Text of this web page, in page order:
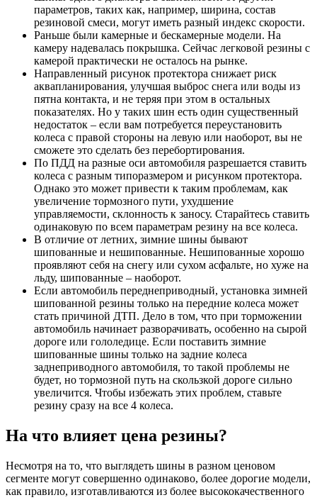
параметров, таких как, например, ширина, состав
резиновой смеси, могут иметь разный индекс скорости.
Раньше были камерные и бескамерные модели. На
камеру надевалась покрышка. Сейчас легковой резины с
камерой практически не осталось на рынке.
Направленный рисунок протектора снижает риск
аквапланирования, улучшая выброс снега или воды из
пятна контакта, и не теряя при этом в остальных
показателях. Но у таких шин есть один существенный
недостаток – если вам потребуется переустановить
колеса с правой стороны на левую или наоборот, вы не
сможете это сделать без перебортирования.
По ПДД на разные оси автомобиля разрешается ставить
колеса с разным типоразмером и рисунком протектора.
Однако это может привести к таким проблемам, как
увеличение тормозного пути, ухудшение
управляемости, склонность к заносу. Старайтесь ставить
одинаковую по всем параметрам резину на все колеса.
В отличие от летних, зимние шины бывают
шипованные и нешипованные. Нешипованные хорошо
проявляют себя на снегу или сухом асфальте, но хуже на
льду, шипованные – наоборот.
Если автомобиль переднеприводный, установка зимней
шипованной резины только на передние колеса может
стать причиной ДТП. Дело в том, что при торможении
автомобиль начинает разворачивать, особенно на сырой
дороге или гололедице. Если поставить зимние
шипованные шины только на задние колеса
заднеприводного автомобиля, то такой проблемы не
будет, но тормозной путь на скользкой дороге сильно
увеличится. Чтобы избежать этих проблем, ставьте
резину сразу на все 4 колеса.
На что влияет цена резины?
Несмотря на то, что выглядеть шины в разном ценовом
сегменте могут совершенно одинаково, более дорогие модели,
как правило, изготавливаются из более высококачественного